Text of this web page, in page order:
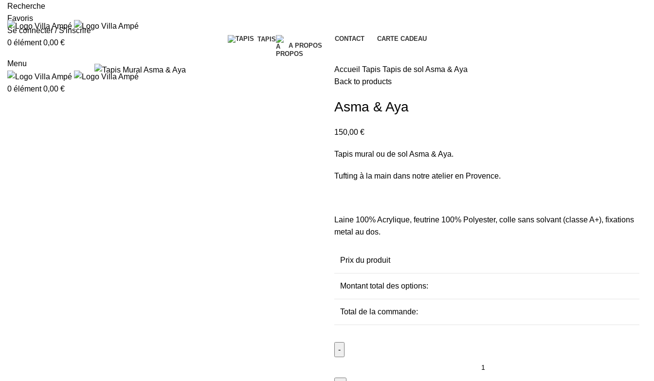
Recherche
Favoris
Se connecter / S'inscrire
0 élément 0,00 €
TAPIS
A PROPOS
CONTACT CARTE CADEAU
Menu
0 élément 0,00 €
Accueil Tapis Tapis de sol Asma & Aya
Back to products
Asma & Aya
150,00 €
Tapis mural ou de sol Asma & Aya.
Tufting à la main dans notre atelier en Provence.
Laine 100% Acrylique, feutrine 100% Polyester, colle sans solvant (classe A+), fixations
metal au dos.
Prix du produit
Montant total des options:
Total de la commande: